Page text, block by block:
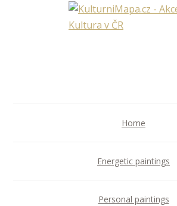
Home
Energetic paintings
Personal paintings